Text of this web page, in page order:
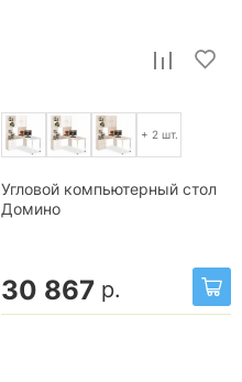
+ 2 шт.
Угловой компьютерный стол
Домино
30 867 р.